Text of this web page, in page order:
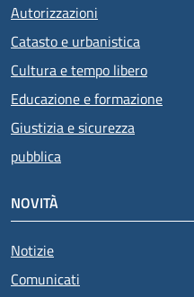
Autorizzazioni
Catasto e urbanistica
Cultura e tempo libero
Educazione e formazione
Giustizia e sicurezza
pubblica
NOVITÀ
Notizie
Comunicati